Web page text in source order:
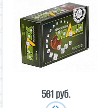
561 руб.